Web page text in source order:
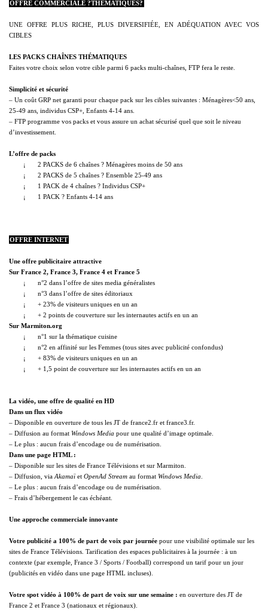
OFFRE COMMERCIALE ?THEMATIQUES?
UNE OFFRE PLUS RICHE, PLUS DIVERSIFIÉE, EN ADÉQUATION AVEC VOS
CIBLES
LES PACKS CHAÎNES THÉMATIQUES
Faites votre choix selon votre cible parmi 6 packs multi-chaînes, FTP fera le reste.
Simplicité et sécurité
– Un coût GRP net garanti pour chaque pack sur les cibles suivantes : Ménagères<50 ans,
25-49 ans, individus CSP+, Enfants 4-14 ans.
– FTP programme vos packs et vous assure un achat sécurisé quel que soit le niveau
d’investissement.
L’offre de packs
¡
2 PACKS de 6 chaînes ? Ménagères moins de 50 ans
¡
2 PACKS de 5 chaînes ? Ensemble 25-49 ans
¡
1 PACK de 4 chaînes ? Individus CSP+
¡
1 PACK ? Enfants 4-14 ans
OFFRE INTERNET
Une offre publicitaire attractive
Sur France 2, France 3, France 4 et France 5
¡
n°2 dans l’offre de sites media généralistes
¡
n°3 dans l’offre de sites éditoriaux
¡
+ 23% de visiteurs uniques en un an
¡
+ 2 points de couverture sur les internautes actifs en un an
Sur Marmiton.org
¡
n°1 sur la thématique cuisine
¡
n°2 en affinité sur les Femmes (tous sites avec publicité confondus)
¡
+ 83% de visiteurs uniques en un an
¡
+ 1,5 point de couverture sur les internautes actifs en un an
La vidéo, une offre de qualité en HD
Dans un flux vidéo
– Disponible en ouverture de tous les JT de france2.fr et france3.fr.
– Diffusion au format Windows Media pour une qualité d’image optimale.
– Le plus : aucun frais d’encodage ou de numérisation.
Dans une page HTML :
– Disponible sur les sites de France Télévisions et sur Marmiton.
– Diffusion, via Akamaïet OpenAd Stream au format Windows Media
– Le plus : aucun frais d’encodage ou de numérisation.
– Frais d’hébergement le cas échéant.
Une approche commerciale innovante
Votre publicité a 100% de part de voix par journée pour une visibilité optimale sur les
sites de France Télévisions. Tarification des espaces publicitaires à la journée : à un
contexte (par exemple, France 3 / Sports / Football) correspond un tarif pour un jour
(publicités en vidéo dans une page HTML incluses).
Votre spot vidéo à 100% de part de voix sur une semaine : en ouverture des JT de
France 2 et France 3 (nationaux et régionaux).